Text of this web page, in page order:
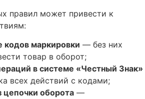
правил может привести к
кодов маркировки — без них
товар в оборот;
в системе «Честный Знак»
всех действий с кодами;
цепочки оборота —